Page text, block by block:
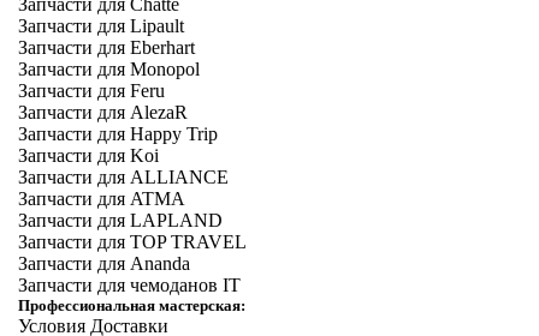
Запчасти для Chatte
Запчасти для Lipault
Запчасти для Eberhart
Запчасти для Monopol
Запчасти для Feru
Запчасти для AlezaR
Запчасти для Happy Trip
Запчасти для Koi
Запчасти для ALLIANCE
Запчасти для ATMA
Запчасти для LAPLAND
Запчасти для TOP TRAVEL
Запчасти для Ananda
Запчасти для чемоданов IT
Профессиональная мастерская:
Условия Доставки